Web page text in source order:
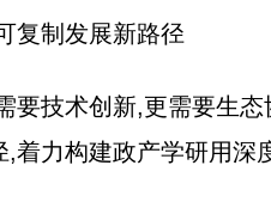
复制发展新路径
要技术创新,更需要生
力构建政产学研用深